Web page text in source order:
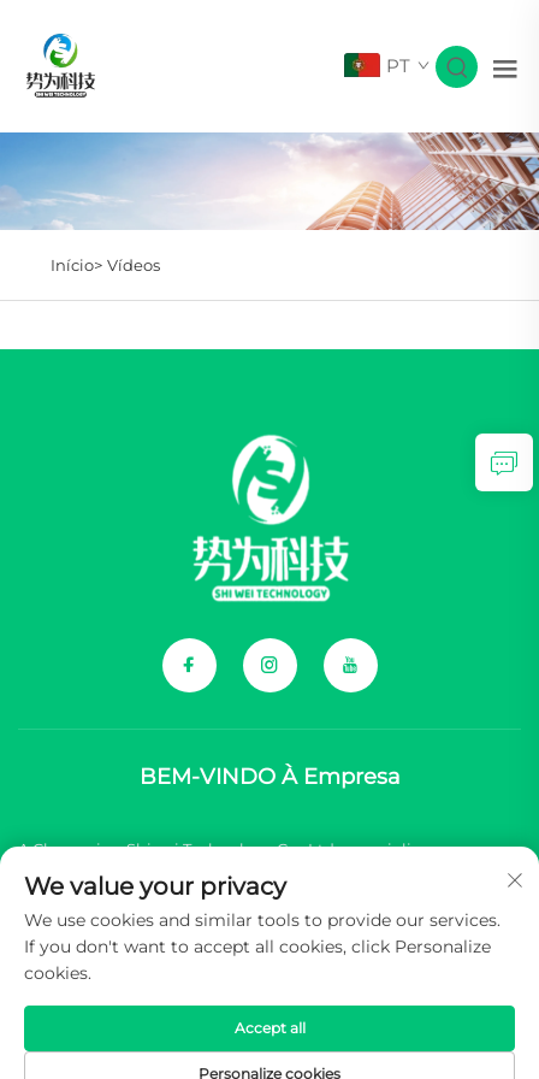
PT
Início> Vídeos
BEM-VINDO À Empresa
A Chongqing Shiwei Technology Co., Ltd. especializa-se em
fornecer componentes abrangentes para marcas chinesas de
veículos elétricos (NEV).
We value your privacy
We use cookies and similar tools to provide our services.
If you don't want to accept all cookies, click Personalize
cookies.
Personalize cookies
Accept all